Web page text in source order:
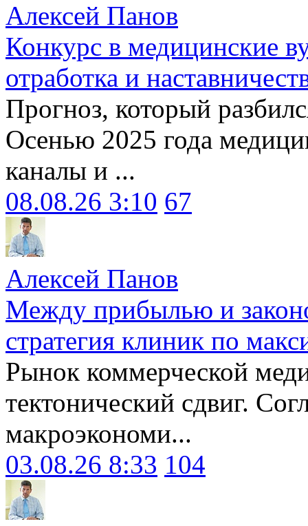
Алексей Панов
Конкурс в медицинские
отработка и
Прогноз, который
Осенью 2025 года
каналы и ...
08.08.26 3:10 67
Алексей Панов
Между прибылью и
стратегия клиник по
Рынок коммерческой
тектонический сдвиг.
макроэкономи...
03.08.26 8:33 104